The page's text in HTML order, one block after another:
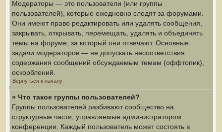
Модераторы — это пользователи (или группы
пользователей), которые ежедневно следят за форумами.
Они имеют право редактировать или удалять сообщения,
закрывать, открывать, перемещать, удалять и объединять
темы на форуме, за который они отвечают. Основные
задачи модераторов — не допускать несоответствия
содержания сообщений обсуждаемым темам (оффтопик),
оскорблений.
Вернуться к началу
» Что такое группы пользователей?
Группы пользователей разбивают сообщество на
структурные части, управляемые администратором
конференции. Каждый пользователь может состоять в